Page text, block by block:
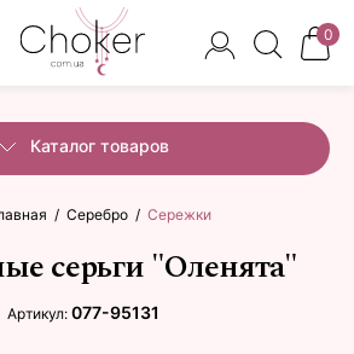
0
Каталог товаров
/ Серебро / Сережки
серьги "Оленята"
Артикул: 077-95131